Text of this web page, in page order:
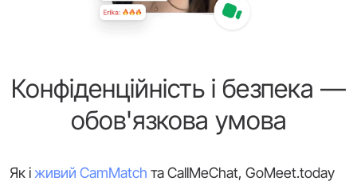
Конфіденційність і безпека —
обов'язкова умова
Як іживий CamMatch та CallMeChat, GoMeet.today